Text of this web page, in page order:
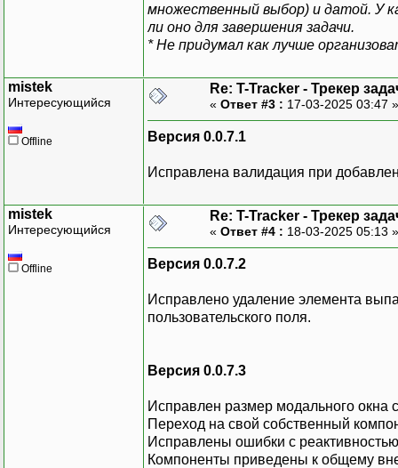
множественный выбор) и датой. У
ли оно для завершения задачи.
* Не придумал как лучше
mistek
Интересующийся
Offline
Re: T-Tracker - Трекер
« Ответ #3 : 17-03-2025 03:47
Версия 0.0.7.1
Исправлена валидация при
mistek
Интересующийся
Offline
Re: T-Tracker - Трекер
« Ответ #4 : 18-03-2025 05:13
Версия 0.0.7.2
Исправлено удаление элемента
пользовательского поля.
Версия 0.0.7.3
Исправлен размер модального окна
Переход на свой собственный
Исправлены ошибки с
Компоненты приведены к общему